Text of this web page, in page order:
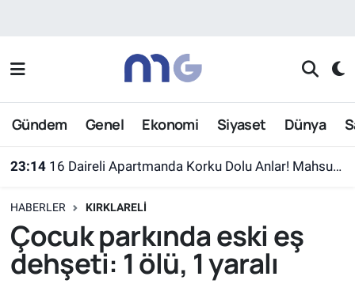
Gündem Genel Ekonomi Siyaset Dünya
23:14 16 Daireli Apartmanda Korku Dolu Anlar! Mahsur Kalanlar Kurtarıldı
HABERLER KIRKLARELI
Çocuk parkında eski eş
dehşeti: 1 ölü, 1 yaralı
Nöbetçi Eczaneler
Hava Durumu
Süper Lig Puan Durumu ve Fikstür
Tüm Manşetler